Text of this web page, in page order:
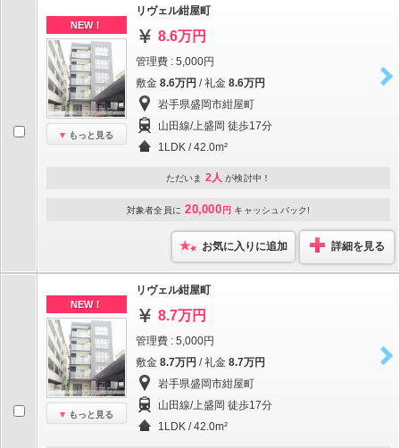
NEW！
もっと見る
リヴェル紺屋町
8.6万円
管理費 : 5,000円
敷金 8.6万円 / 礼金 8.6万円
岩手県盛岡市紺屋町
山田線/上盛岡 徒歩17分
1LDK / 42.0m²
ただいま 2人 が検討中！
対象者全員に 20,000 円 キャッシュバック!
お気に入りに追加 詳細を見る
NEW！
もっと見る
リヴェル紺屋町
8.7万円
管理費 : 5,000円
敷金 8.7万円 / 礼金 8.7万円
岩手県盛岡市紺屋町
山田線/上盛岡 徒歩17分
1LDK / 42.0m²